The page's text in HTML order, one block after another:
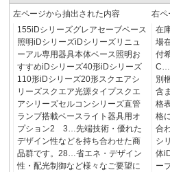
左ページから抽出された内容
155iDシリーズグレアセーブベース
照明iDシリーズiDシリーズリニュ
ーアル専用器具本体ベース照明お
すすめiDシリーズ40形iDシリーズ
110形iDシリーズ20形スクエアシ
リーズスクエア光源タイプスクエ
アシリーズセルコンシリーズ直管
ランプ搭載ベースライト器具用オ
プション2 3…先端技術・優れた
デザイン性などを持ち合わせた商
品群です。28…省エネ・デザイン
性・配光制御など様々なご要望に
右ペ
在
場
付
C…
別
含
格
格
合
シ
体
ー